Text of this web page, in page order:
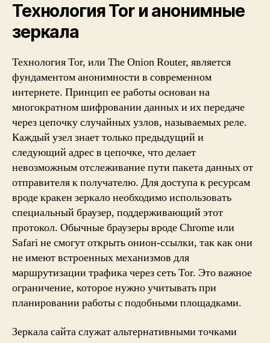
Технология Tor и анонимные
зеркала
Технология Tor, или The Onion Router, является
фундаментом анонимности в современном
интернете. Принцип ее работы основан на
многократном шифровании данных и их передаче
через цепочку случайных узлов, называемых реле.
Каждый узел знает только предыдущий и
следующий адрес в цепочке, что делает
невозможным отслеживание пути пакета данных от
отправителя к получателю. Для доступа к ресурсам
вроде кракен зеркало необходимо использовать
специальный браузер, поддерживающий этот
протокол. Обычные браузеры вроде Chrome или
Safari не смогут открыть онион-ссылки, так как они
не имеют встроенных механизмов для
маршрутизации трафика через сеть Tor. Это важное
ограничение, которое нужно учитывать при
планировании работы с подобными площадками.
Зеркала сайта служат альтернативными точками